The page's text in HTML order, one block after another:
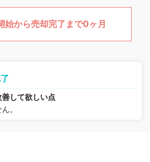
始から売却完了まで0ヶ月
して欲しい点
。